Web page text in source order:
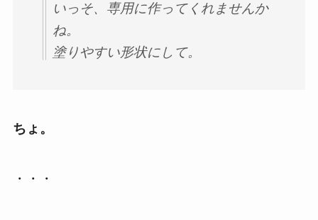
いっそ、専用に作ってくれませんか
ね。
塗りやすい形状にして。
ちょ。
・・・